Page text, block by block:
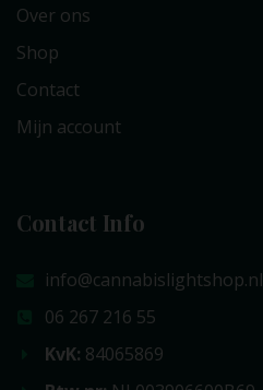
Over ons
Shop
Contact
Mijn account
Contact Info
info@cannabislightshop.nl
06 267 216 55
KvK: 84065869